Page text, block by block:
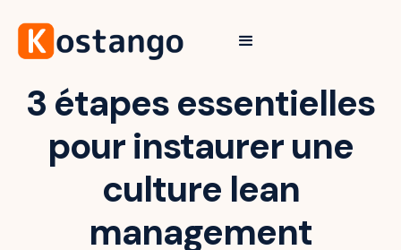
3 étapes essentielles
pour instaurer une
culture lean
management